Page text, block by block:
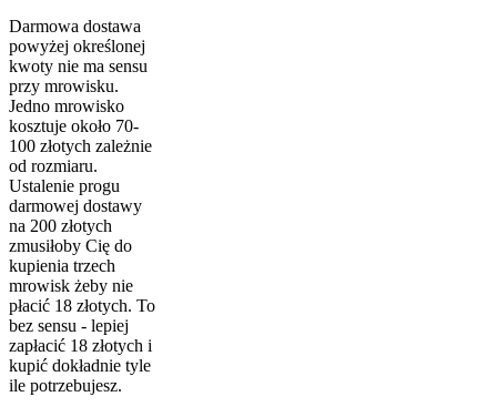
Darmowa dostawa
powyżej określonej
kwoty nie ma sensu
przy mrowisku.
Jedno mrowisko
kosztuje około 70-
100 złotych zależnie
od rozmiaru.
Ustalenie progu
darmowej dostawy
na 200 złotych
zmusiłoby Cię do
kupienia trzech
mrowisk żeby nie
płacić 18 złotych. To
bez sensu - lepiej
zapłacić 18 złotych i
kupić dokładnie tyle
ile potrzebujesz.